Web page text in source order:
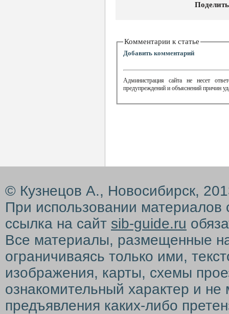
Комментарии к статье
Добавить комментарий
Администрация сайта не несет
предупреждений и объяснений причин
© Кузнецов А., Новосибирск,
При использовании материалов
ссылка на сайт sib-guide.ru
Все материалы, размещенные
ограничиваясь только ими,
изображения, карты, схемы
ознакомительный характер и
предъявления каких-либо